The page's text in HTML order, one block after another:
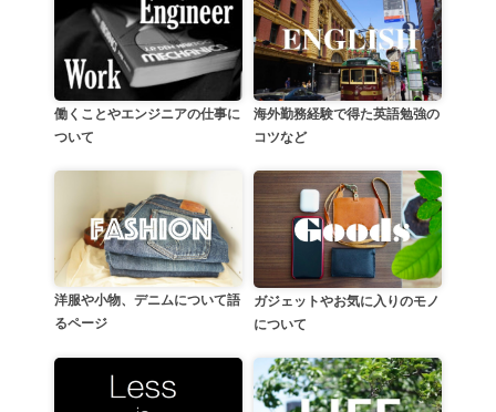
働くことやエンジニアの仕事に
ついて
海外勤務経験で得た英語勉強の
コツなど
洋服や小物、デニムについて語
るページ
ガジェットやお気に入りのモノ
について